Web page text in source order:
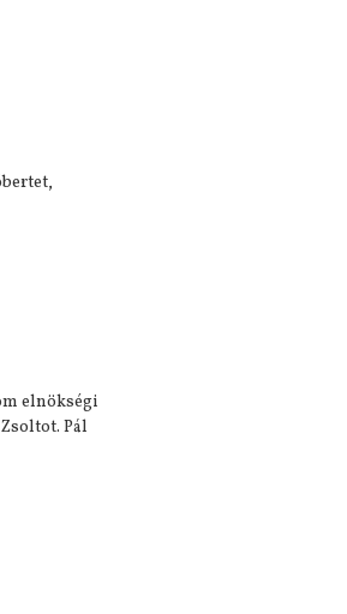
elnökségi
Pál